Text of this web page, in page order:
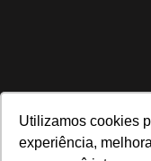
Utilizamos cookies
experiência,
Navegue no site